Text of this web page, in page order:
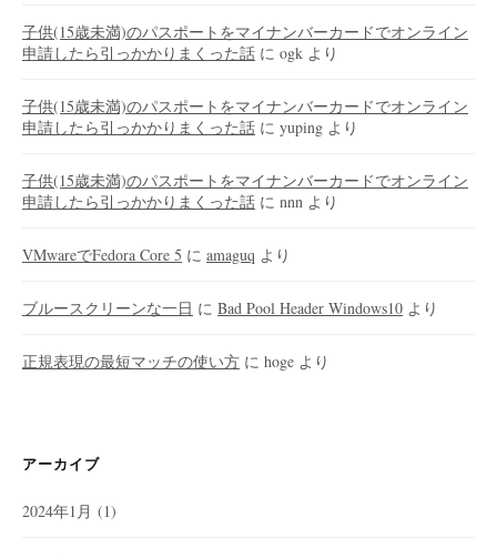
子供(15歳未満)のパスポートをマイナンバーカードでオンライン
申請したら引っかかりまくった話 に ogk より
子供(15歳未満)のパスポートをマイナンバーカードでオンライン
申請したら引っかかりまくった話 に yuping より
子供(15歳未満)のパスポートをマイナンバーカードでオンライン
申請したら引っかかりまくった話 に nnn より
VMwareでFedora Core 5 に amaguq より
ブルースクリーンな一日 に Bad Pool Header Windows10 より
正規表現の最短マッチの使い方 に hoge より
アーカイブ
2024年1月 (1)